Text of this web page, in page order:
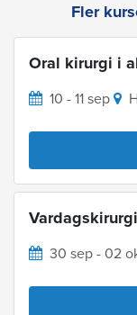
Fler
Oral kirurgi i
10 - 11 sep
Vardagskirurgi
30 sep - 02